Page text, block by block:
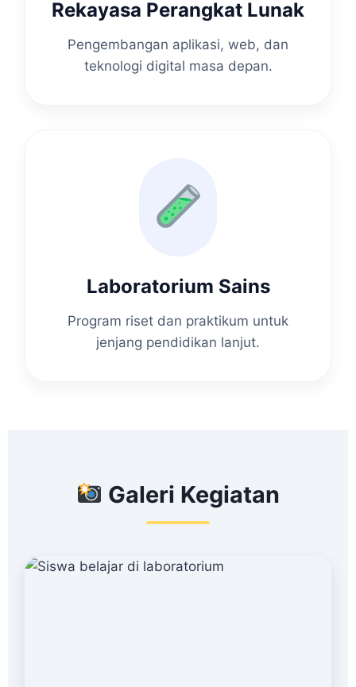
Rekayasa Perangkat Lunak
Pengembangan aplikasi, web, dan
teknologi digital masa depan.
Laboratorium Sains
Program riset dan praktikum untuk
jenjang pendidikan lanjut.
Galeri Kegiatan